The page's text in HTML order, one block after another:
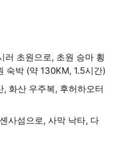
초원으로, 초원 승마 횡
숙박 (약 130KM, 1.5시간)
화산 우주복, 후허하오터
사섬으로, 사막 낙타, 다